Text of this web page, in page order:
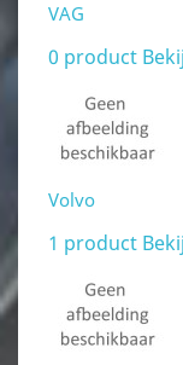
VAG
0 product
Volvo
1 product